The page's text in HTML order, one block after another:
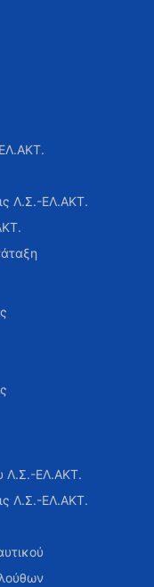
Λ.Σ.-ΕΛ.ΑΚΤ.
Λ.Σ.-ΕΛ.ΑΚΤ.
Λ.Σ.-ΕΛ.ΑΚΤ.